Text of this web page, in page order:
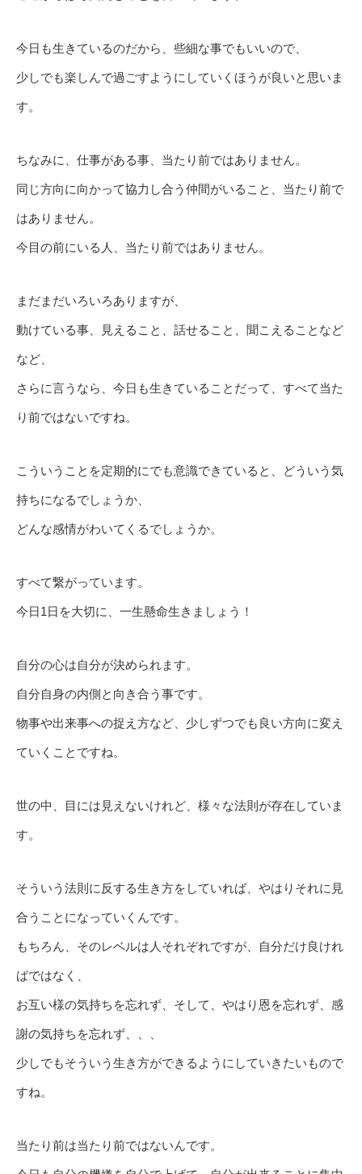
今日も生きているのだから、些細な事でもいいので、
少しでも楽しんで過ごすようにしていくほうが良いと思いま
す。
ちなみに、仕事がある事、当たり前ではありません。
同じ方向に向かって協力し合う仲間がいること、当たり前で
はありません。
今目の前にいる人、当たり前ではありません。
まだまだいろいろありますが、
動けている事、見えること、話せること、聞こえることなど
など、
さらに言うなら、今日も生きていることだって、すべて当た
り前ではないですね。
こういうことを定期的にでも意識できていると、どういう気
持ちになるでしょうか、
どんな感情がわいてくるでしょうか。
すべて繋がっています。
今日1日を大切に、一生懸命生きましょう！
自分の心は自分が決められます。
自分自身の内側と向き合う事です。
物事や出来事への捉え方など、少しずつでも良い方向に変え
ていくことですね。
世の中、目には見えないけれど、様々な法則が存在していま
す。
そういう法則に反する生き方をしていれば、やはりそれに見
合うことになっていくんです。
もちろん、そのレベルは人それぞれですが、自分だけ良けれ
ばではなく、
お互い様の気持ちを忘れず、そして、やはり恩を忘れず、感
謝の気持ちを忘れず、、、
少しでもそういう生き方ができるようにしていきたいもので
すね。
当たり前は当たり前ではないんです。